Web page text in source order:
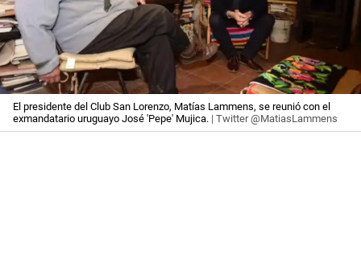
El presidente del Club San Lorenzo, Matías Lammens, se reunió con el
exmandatario uruguayo José 'Pepe' Mujica. | Twitter @MatiasLammens